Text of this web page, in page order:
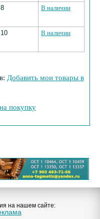
8 В наличии
10 В наличии
Добавить мои товары в
покупку
на нашем сайте: